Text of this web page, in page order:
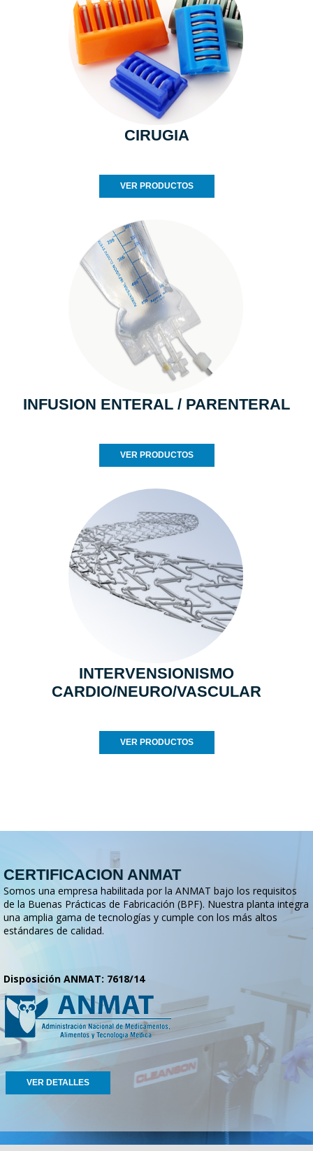
CIRUGIA
VER PRODUCTOS
INFUSION ENTERAL / PARENTERAL
VER PRODUCTOS
INTERVENSIONISMO
CARDIO/NEURO/VASCULAR
VER PRODUCTOS
CERTIFICACION ANMAT
Somos una empresa habilitada por la ANMAT bajo los requisitos
de la Buenas Prácticas de Fabricación (BPF). Nuestra planta integra
una amplia gama de tecnologías y cumple con los más altos
estándares de calidad.
Disposición ANMAT: 7618/14
VER DETALLES